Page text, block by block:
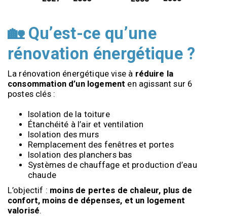
🏡 Qu’est-ce qu’une
rénovation énergétique ?
La rénovation énergétique vise à réduire la
consommation d’un logement en agissant sur 6
postes clés :
Isolation de la toiture
Étanchéité à l’air et ventilation
Isolation des murs
Remplacement des fenêtres et portes
Isolation des planchers bas
Systèmes de chauffage et production d’eau
chaude
L’objectif : moins de pertes de chaleur, plus de
confort, moins de dépenses, et un logement
valorisé.